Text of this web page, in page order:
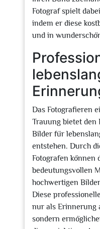
Fotograf spielt
indem er diese
und in
Das Fotografieren
Trauung bietet den
Bilder für
entstehen. Durch
Fotografen können
bedeutungsvollen
hochwertigen
Diese
nur als Erinnerung
sondern